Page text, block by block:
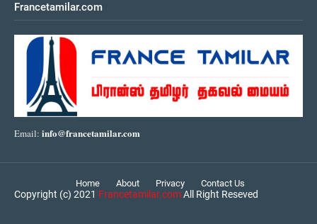
Francetamilar.com
Email: info@francetamilar.com
Home About Privacy Contact Us
Copyright (c) 2021 Francetamilar.comAll Right Reseved